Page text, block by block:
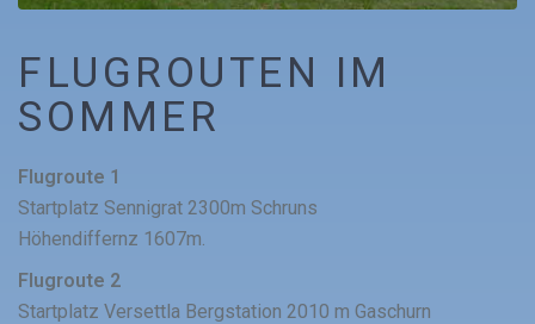
FLUGROUTEN IM
SOMMER
Flugroute 1
Startplatz Sennigrat 2300m Schruns
Höhendiffernz 1607m.
Flugroute 2
Startplatz Versettla Bergstation 2010 m Gaschurn